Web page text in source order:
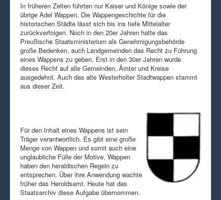
In früheren Zeiten führten nur Kaiser und Könige sowie der
übrige Adel Wappen. Die Wappengeschichte für die
historischen Städte lässt sich bis ins tiefe Mittelalter
zurückverfolgen. Noch in den 20er Jahren hatte das
Preußische Staatsministerium als Genehmigungsbehörde
große Bedenken, auch Landgemeinden das Recht zu Führung
eines Wappens zu geben. Erst in den 30er Jahren wurde
dieses Recht auf alle Gemeinden, Ämter und Kreise
ausgedehnt. Auch das alte Westerholter Stadtwappen stammt
aus dieser Zeit.
Für den Inhalt eines Wappens ist sein
Träger verantwortlich. Es gibt eine große
Menge von Wappen und somit auch eine
unglaubliche Fülle der Motive. Wappen
haben den heraldischen Regeln zu
entsprechen. Über ihre Anwendung wachte
früher das Heroldsamt. Heute hat das
Staatsarchiv diese Aufgabe übernommen.